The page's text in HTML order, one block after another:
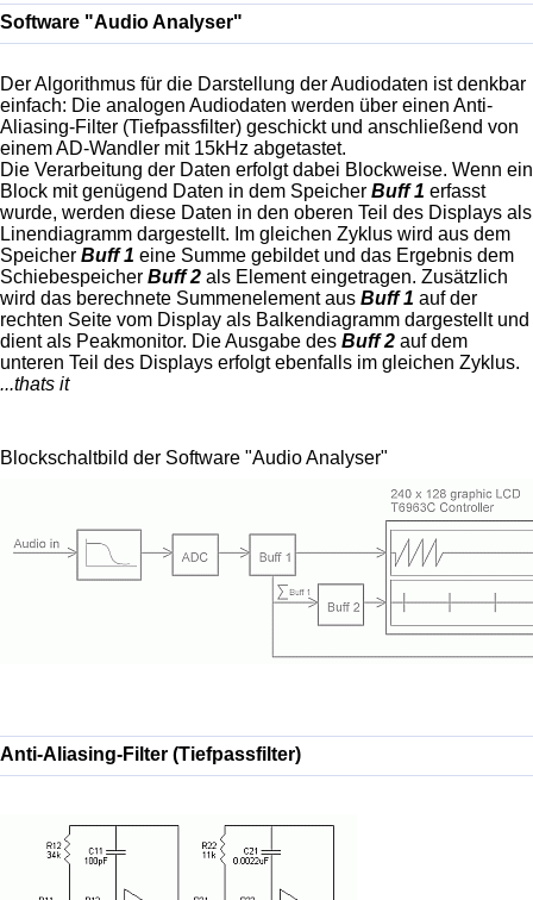
Software "Audio Analyser"
Der Algorithmus für die Darstellung der Audiodaten ist denkbar
einfach: Die analogen Audiodaten werden über einen Anti-
Aliasing-Filter (Tiefpassfilter) geschickt und anschließend von
einem AD-Wandler mit 15kHz abgetastet.
Die Verarbeitung der Daten erfolgt dabei Blockweise. Wenn ein
Block mit genügend Daten in dem Speicher Buff 1 erfasst
wurde, werden diese Daten in den oberen Teil des Displays als
Linendiagramm dargestellt. Im gleichen Zyklus wird aus dem
Speicher Buff 1 eine Summe gebildet und das Ergebnis dem
Schiebespeicher Buff 2 als Element eingetragen. Zusätzlich
wird das berechnete Summenelement aus Buff 1 auf der
rechten Seite vom Display als Balkendiagramm dargestellt und
dient als Peakmonitor. Die Ausgabe des Buff 2 auf dem
unteren Teil des Displays erfolgt ebenfalls im gleichen Zyklus.
...thats it
Blockschaltbild der Software "Audio Analyser"
Anti-Aliasing-Filter (Tiefpassfilter)